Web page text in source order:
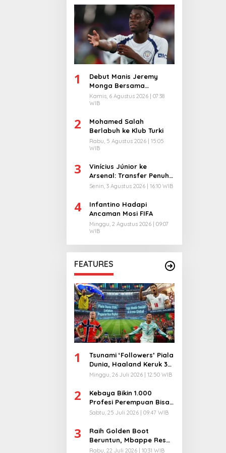
1
Debut Manis Jeremy
Monga Bersama
Manchester City
Kamis, 6 Agustus 2026 | 07:38
WIB
2
Mohamed Salah
Berlabuh ke Klub Turki
Rabu, 5 Agustus 2026 | 15:05
WIB
3
Vinícius Júnior ke
Arsenal: Transfer Penuh
Risiko
Senin, 3 Agustus 2026 | 16:10 WIB
4
Infantino Hadapi
Ancaman Mosi FIFA
Minggu, 2 Agustus 2026 | 09:07
WIB
FEATURES
1
Tsunami ‘Followers’ Piala
Dunia, Haaland Keruk 32
Juta, Kiper 40 Tahun
Minggu, 26 Juli 2026 | 12:50 WIB
2
Kebaya Bikin 1.000
Profesi Perempuan Bisa
Menyatu di Arena
Sabtu, 25 Juli 2026 | 09:47 WIB
3
Raih Golden Boot
Beruntun, Mbappe Resmi
Kunci Takhta Top Skor
Rabu, 22 Juli 2026 | 10:31 WIB